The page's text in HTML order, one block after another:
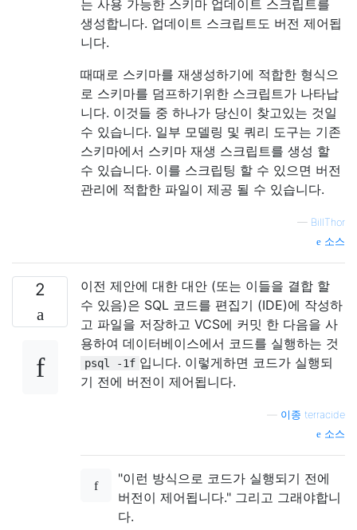
는 사용 가능한 스키마 업데이트 스크립트를
생성합니다. 업데이트 스크립트도 버전 제어됩
니다.
때때로 스키마를 재생성하기에 적합한 형식으
로 스키마를 덤프하기위한 스크립트가 나타납
니다. 이것들 중 하나가 당신이 찾고있는 것일
수 있습니다. 일부 모델링 및 쿼리 도구는 기존
스키마에서 스키마 재생 스크립트를 생성 할
수 있습니다. 이를 스크립팅 할 수 있으면 버전
관리에 적합한 파일이 제공 될 수 있습니다.
— BillThor
소스
2
이전 제안에 대한 대안 (또는 이들을 결합 할
수 있음)은 SQL 코드를 편집기 (IDE)에 작성하
고 파일을 저장하고 VCS에 커밋 한 다음을 사
용하여 데이터베이스에서 코드를 실행하는 것
psql -1f 입니다. 이렇게하면 코드가 실행되
기 전에 버전이 제어됩니다.
이종 terracide
소스
"이런 방식으로 코드가 실행되기 전에
버전이 제어됩니다." 그리고 그래야합니
다.